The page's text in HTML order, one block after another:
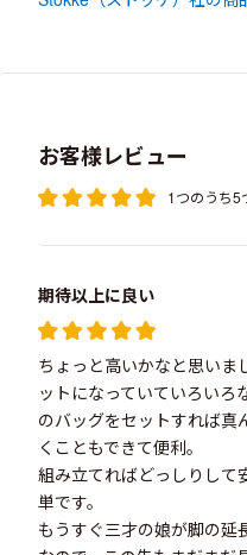
お客様レビュー
1つのうち5
期待以上に良い
ちょっと高いかなと思いま
ットになっていていろいろ
のバッグをセットすれば真
くこともできて便利。
組み立てればどっしりして
単です。
もうすぐ三才の娘が脚の延